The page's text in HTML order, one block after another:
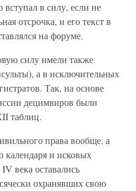
вступал в силу, если не
отсрочка, и его текст в
на форуме.
силу имели также
а в исключительных
Так, на основе
децимвиров были
таблиц.
права вообще, а
календаря и исковых
века оставались
охранявших свою